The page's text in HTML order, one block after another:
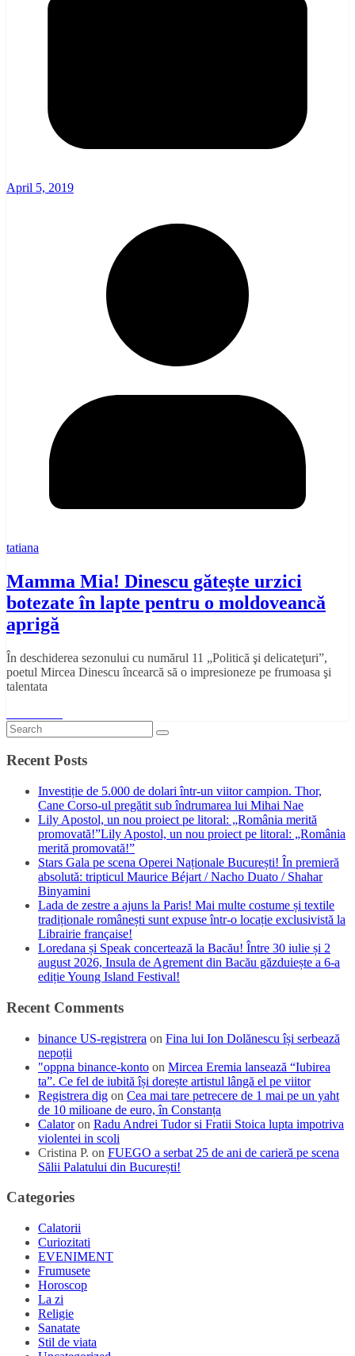
April 5, 2019
tatiana
Mamma Mia! Dinescu găteşte urzici
botezate în lapte pentru o moldoveancă
aprigă
În deschiderea sezonului cu numărul 11 „Politică şi delicateţuri”,
poetul Mircea Dinescu încearcă să o impresioneze pe frumoasa şi
talentata
Recent Posts
Investiție de 5.000 de dolari într-un viitor campion. Thor,
Cane Corso-ul pregătit sub îndrumarea lui Mihai Nae
Lily Apostol, un nou proiect pe litoral: „România merită
promovată!”Lily Apostol, un nou proiect pe litoral: „România
merită promovată!”
Stars Gala pe scena Operei Naționale București! În premieră
absolută: tripticul Maurice Béjart / Nacho Duato / Shahar
Binyamini
Lada de zestre a ajuns la Paris! Mai multe costume și textile
tradiționale românești sunt expuse într-o locație exclusivistă la
Librairie française!
Loredana și Speak concertează la Bacău! Între 30 iulie și 2
august 2026, Insula de Agrement din Bacău găzduiește a 6-a
ediție Young Island Festival!
Recent Comments
binance US-registrera on Fina lui Ion Dolănescu își serbează
nepoții
"oppna binance-konto on Mircea Eremia lansează “Iubirea
ta”. Ce fel de iubită își dorește artistul lângă el pe viitor
Registrera dig on Cea mai tare petrecere de 1 mai pe un yaht
de 10 milioane de euro, în Constanța
Calatoron Radu Andrei Tudor si Fratii Stoica lupta impotriva
violentei in scoli
Cristina P. on FUEGO a serbat 25 de ani de carieră pe scena
Sălii Palatului din București!
Categories
Calatorii
Curiozitati
EVENIMENT
Frumusete
Horoscop
La zi
Religie
Sanatate
Stil de viata